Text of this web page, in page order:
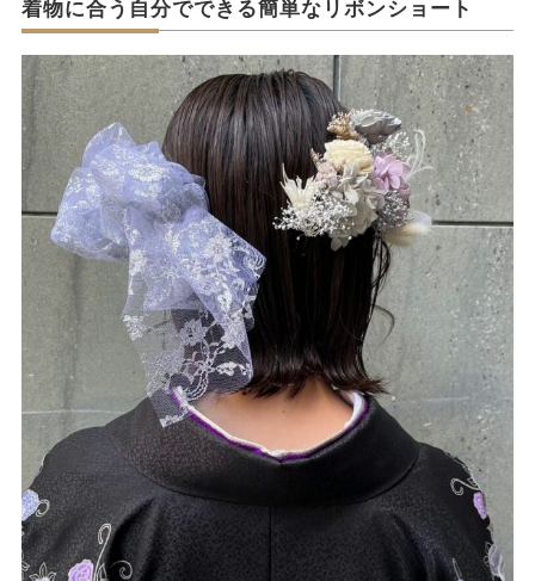
着物に合う自分でできる簡単なリボンショート